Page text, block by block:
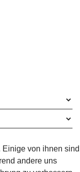
von ihnen sind
andere uns